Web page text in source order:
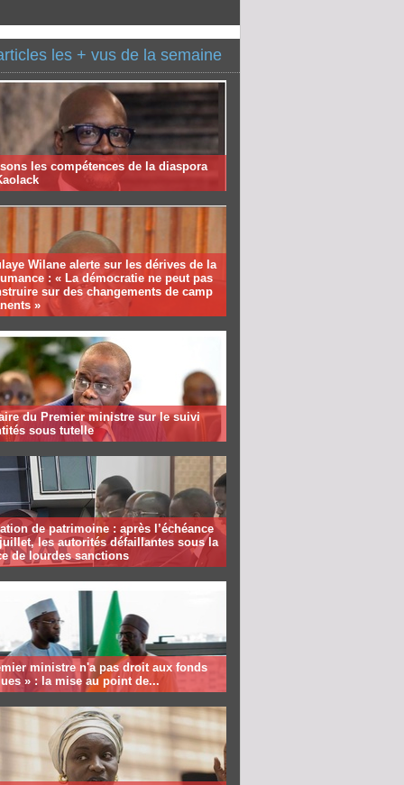
les + vus de la semaine
les compétences de la diaspora
Wilane alerte sur les dérives de la
: « La démocratie ne peut pas
sur des changements de camp
»
du Premier ministre sur le suivi
sous tutelle
de patrimoine : après l’échéance
les autorités défaillantes sous la
de lourdes sanctions
ministre n'a pas droit aux fonds
» : la mise au point de...